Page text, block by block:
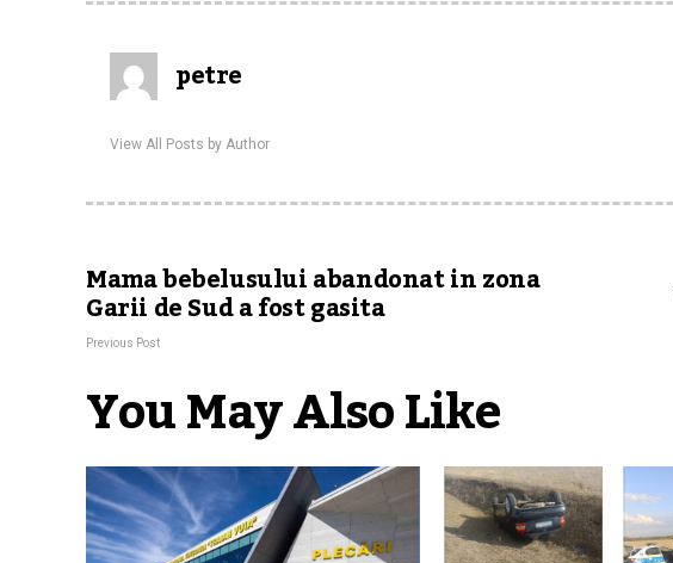
petre
View All Posts by Author
Mama bebelusului abandonat in zona
Garii de Sud a fost gasita
Previous Post
You May Also Like